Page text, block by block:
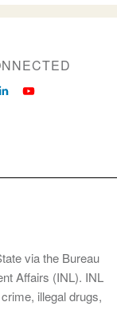
via the Bureau
Affairs (INL). INL
illegal drugs,